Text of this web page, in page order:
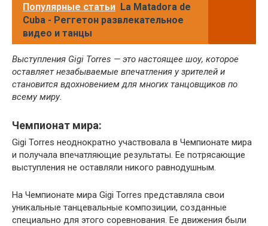
Популярные статьи La Matadora de
Cuba - Реггетон развлекательное
видео и танцы
Выступления Gigi Torres — это настоящее шоу, которое
оставляет незабываемые впечатления у зрителей и
становится вдохновением для многих танцовщиков по
всему миру.
Чемпионат мира:
Gigi Torres неоднократно участвовала в Чемпионате мира
и получала впечатляющие результаты. Ее потрясающие
выступления не оставляли никого равнодушным.
На Чемпионате мира Gigi Torres представляла свои
уникальные танцевальные композиции, созданные
специально для этого соревнования. Ее движения были